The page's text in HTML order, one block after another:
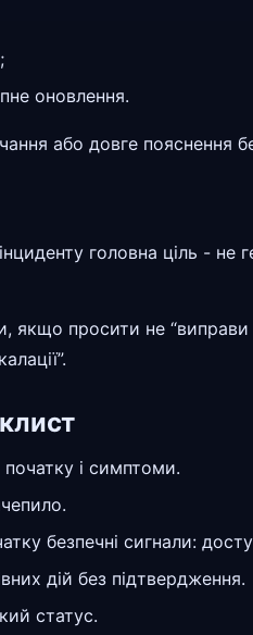
оновлення.
або довге пояснення
головна ціль - не
просити не “виправи
початку і симптоми.
безпечні сигнали:
дій без підтвердження.
статус.